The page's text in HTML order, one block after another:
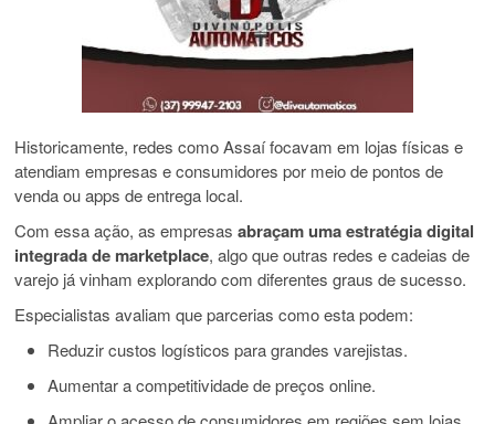
Historicamente, redes como Assaí focavam em lojas físicas e
atendiam empresas e consumidores por meio de pontos de
venda ou apps de entrega local.
Com essa ação, as empresasabraçam uma estratégia digital
integrada de marketplace, algo que outras redes e cadeias de
varejo já vinham explorando com diferentes graus de sucesso.
Especialistas avaliam que parcerias como esta podem:
Reduzir custos logísticos para grandes varejistas.
Aumentar a competitividade de preços online.